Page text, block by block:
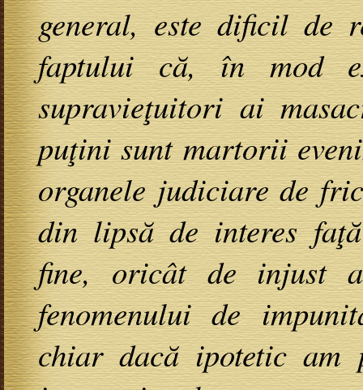
general, este dificil de
faptului că, în mod
supravieţuitori ai
puţini sunt martorii
organele judiciare de
din lipsă de interes
fine, oricât de injust
fenomenului de
chiar dacă ipotetic am